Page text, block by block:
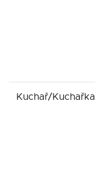
Kuchař/Kuchařka